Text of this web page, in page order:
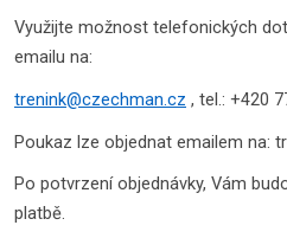
Využijte možnost telefonických
emailu na:
trenink@czechman.cz , tel.: +420
Poukaz lze objednat emailem na:
Po potvrzení objednávky, Vám
platbě.